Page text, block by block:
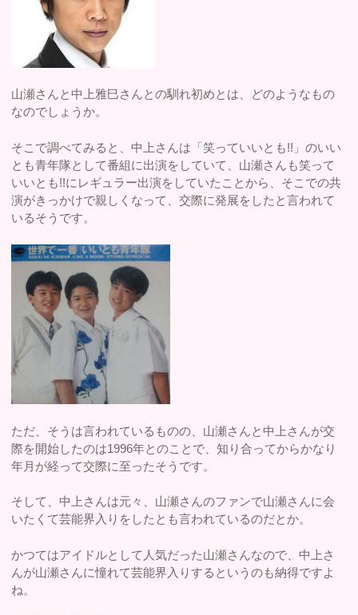
山瀬さんと中上雅巳さんとの馴れ初めとは、どのようなもの
なのでしょうか。
そこで調べてみると、中上さんは「笑っていいとも!!」のいい
とも青年隊として番組に出演をしていて、山瀬さんも笑って
いいとも!!にレギュラー出演をしていたことから、そこでの共
演がきっかけで親しくなって、交際に発展をしたと言われて
いるそうです。
ただ、そうは言われているものの、山瀬さんと中上さんが交
際を開始したのは1996年とのことで、知り合ってからかなり
年月が経って交際に至ったそうです。
そして、中上さんは元々、山瀬さんのファンで山瀬さんに会
いたくて芸能界入りをしたとも言われているのだとか。
かつてはアイドルとして人気だった山瀬さんなので、中上さ
んが山瀬さんに憧れて芸能界入りするというのも納得ですよ
ね。